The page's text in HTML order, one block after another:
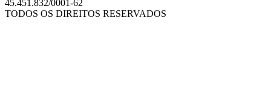
45.451.832/0001-62
TODOS OS DIREITOS RESERVADOS